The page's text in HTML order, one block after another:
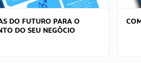
DO FUTURO PARA O
DO SEU NEGÓCIO